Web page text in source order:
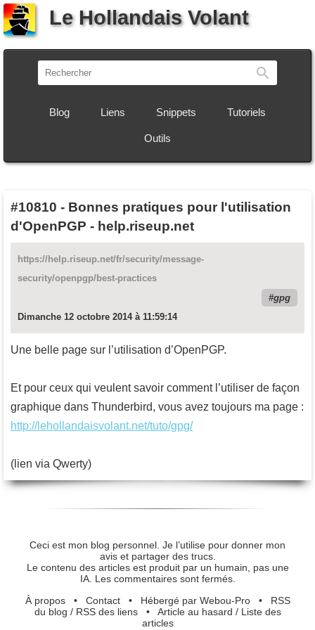
Le Hollandais Volant
Blog Liens Snippets Tutoriels
Outils
#10810 - Bonnes pratiques pour l'utilisation
d'OpenPGP - help.riseup.net
https://help.riseup.net/fr/security/message-
security/openpgp/best-practices
gpg
Dimanche 12 octobre 2014 à 11:59:14
Une belle page sur l’utilisation d’OpenPGP.
Et pour ceux qui veulent savoir comment l’utiliser de façon
graphique dans Thunderbird, vous avez toujours ma page :
http://lehollandaisvolant.net/tuto/gpg/
(lien via Qwerty)
Ceci est mon blog personnel. Je l’utilise pour donner mon
avis et partager des trucs.
Le contenu des articles est produit par un humain, pas une
IA. Les commentaires sont fermés.
À propos• Contact• Hébergé par Webou-Pro• RSS
du blog / RSS des liens• Article au hasard / Liste des
articles